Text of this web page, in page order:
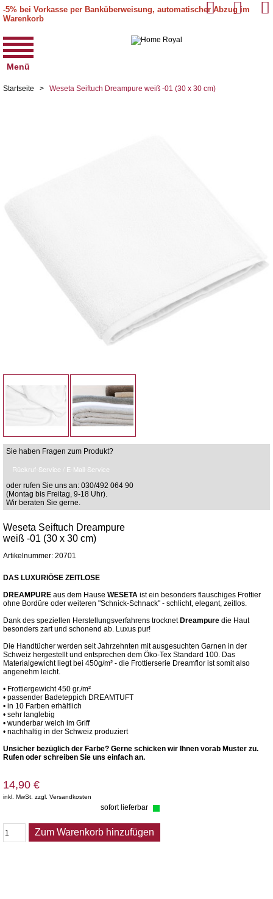
-5% bei Vorkasse per Banküberweisung, automatischer Abzug im
Warenkorb
Menü
Startseite > Weseta Seiftuch Dreampure weiß -01 (30 x 30 cm)
Sie haben Fragen zum Produkt?
Rückruf-Service / E-Mail-Service
oder rufen Sie uns an: 030/492 064 90
(Montag bis Freitag, 9-18 Uhr).
Wir beraten Sie gerne.
Weseta Seiftuch Dreampure
weiß -01 (30 x 30 cm)
Artikelnummer: 20701
DAS LUXURIÖSE ZEITLOSE
DREAMPURE aus dem Hause WESETA ist ein besonders flauschiges Frottier
ohne Bordüre oder weiteren "Schnick-Schnack" - schlicht, elegant, zeitlos.
Dank des speziellen Herstellungsverfahrens trocknet Dreampure die Haut
besonders zart und schonend ab. Luxus pur!
Die Handtücher werden seit Jahrzehnten mit ausgesuchten Garnen in der
Schweiz hergestellt und entsprechen dem Öko-Tex Standard 100. Das
Materialgewicht liegt bei 450g/m² - die Frottierserie Dreamflor ist somit also
angenehm leicht.
• Frottiergewicht 450 gr./m²
• passender Badeteppich DREAMTUFT
• in 10 Farben erhältlich
• sehr langlebig
• wunderbar weich im Griff
• nachhaltig in der Schweiz produziert
Unsicher bezüglich der Farbe? Gerne schicken wir Ihnen vorab Muster zu.
Rufen oder schreiben Sie uns einfach an.
14,90 €
inkl. MwSt. zzgl. Versandkosten
sofort lieferbar
Zum Warenkorb hinzufügen